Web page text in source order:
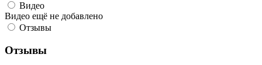
Видео
Видео ещё не добавлено
Отзывы
Отзывы